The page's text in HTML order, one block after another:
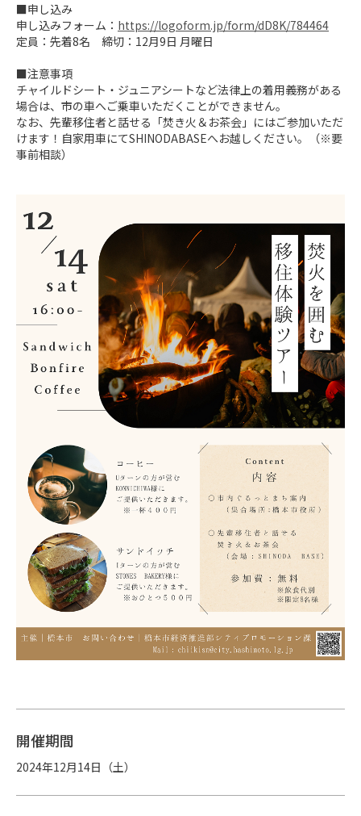
■申し込み
申し込みフォーム： https://logoform.jp/form/dD8K/784464
定員：先着8名　締切：12月9日 月曜日
■注意事項
チャイルドシート・ジュニアシートなど法律上の着用義務がある
場合は、市の車へご乗車いただくことができません。
なお、先輩移住者と話せる「焚き火＆お茶会」にはご参加いただ
けます！自家用車にてSHINODABASEへお越しください。（※要
事前相談）
開催期間
2024年12月14日（土）